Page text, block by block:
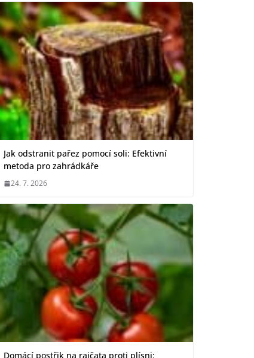
Jak odstranit pařez pomocí soli: Efektivní
metoda pro zahrádkáře
24. 7. 2026
Domácí postřik na rajčata proti plísni: